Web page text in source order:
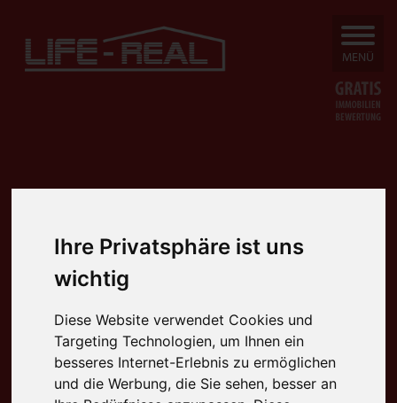
Ihre Privatsphäre ist uns
wichtig
Diese Website verwendet Cookies und
Targeting Technologien, um Ihnen ein
besseres Internet-Erlebnis zu ermöglichen
und die Werbung, die Sie sehen, besser an
MENÜ
SUCHEN